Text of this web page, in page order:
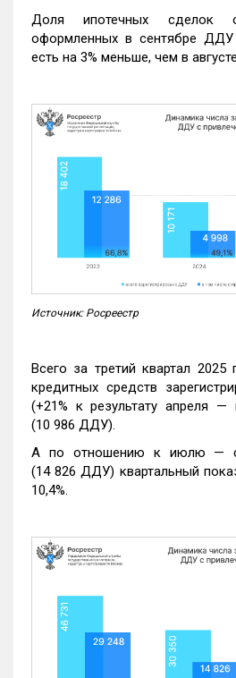
Доля ипотечных сделок
оформленных в сентябре ДДУ
есть на 3% меньше, чем в
Источник: Росреестр
Всего за третий квартал 2025
кредитных средств
(+21% к результату апреля
(10 986 ДДУ).
А по отношению к июлю —
(14 826 ДДУ) квартальный
10,4%.